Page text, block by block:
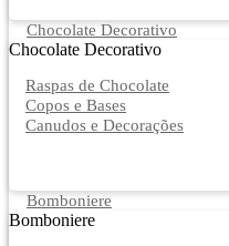
Chocolate Decorativo
Chocolate Decorativo
Raspas de Chocolate
Copos e Bases
Canudos e Decorações
Bomboniere
Bomboniere